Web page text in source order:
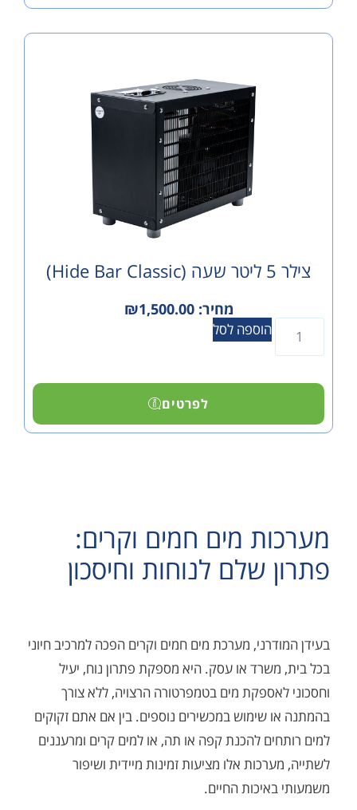
₪1,500.00
הוספה לסל
מים חמים וקרים:
שלם לנוחות וחיסכון
מערכת מים חמים וקרים הפכה למרכיב חיוני
או עסק. היא מספקת פתרון נוח, יעיל
מים בטמפרטורה הרצויה, ללא צורך
שימוש במכשירים נוספים. בין אם אתם זקוקים
להכנת קפה או תה, או למים קרים ומרעננים
אלו מציעות זמינות מיידית ושיפור
החיים.